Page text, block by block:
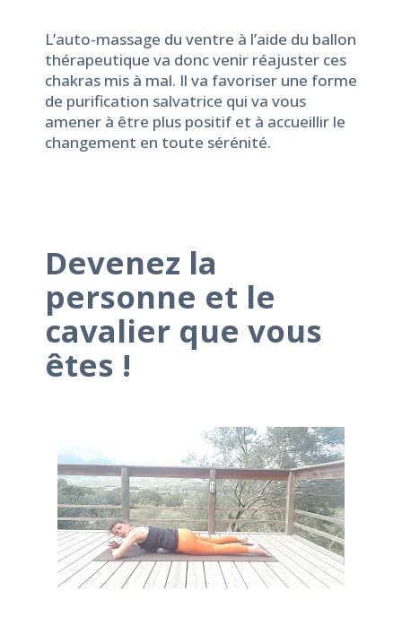
L’auto-massage du ventre à l’aide du ballon
thérapeutique va donc venir réajuster ces
chakras mis à mal. Il va favoriser une forme
de purification salvatrice qui va vous
amener à être plus positif et à accueillir le
changement en toute sérénité.
Devenez la
personne et le
cavalier que vous
êtes !